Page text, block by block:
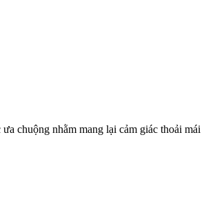
chuộng nhằm mang lại cảm giác thoải mái